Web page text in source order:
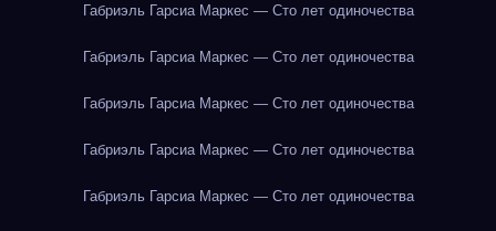
Габриэль Гарсиа Маркес — Сто лет одиночества
Габриэль Гарсиа Маркес — Сто лет одиночества
Габриэль Гарсиа Маркес — Сто лет одиночества
Габриэль Гарсиа Маркес — Сто лет одиночества
Габриэль Гарсиа Маркес — Сто лет одиночества